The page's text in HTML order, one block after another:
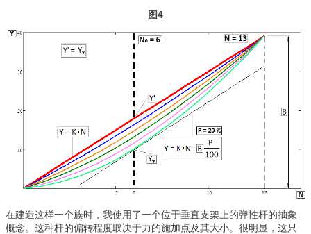
图4
在建造这样一个族时，我使用了一个位于垂直支架上的弹性杆的抽象
概念。这种杆的偏转程度取决于力的施加点及其大小。很明显，这只